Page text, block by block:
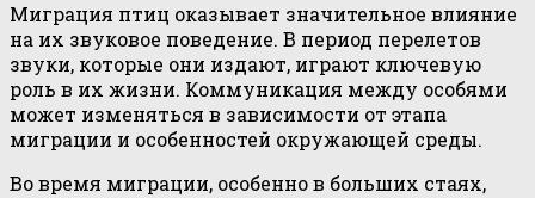
Миграция птиц оказывает значительное влияние
на их звуковое поведение. В период перелетов
звуки, которые они издают, играют ключевую
роль в их жизни. Коммуникация между особями
может изменяться в зависимости от этапа
миграции и особенностей окружающей среды.
Во время миграции, особенно в больших стаях,